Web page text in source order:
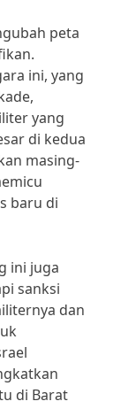
peta
ini, yang
yang
di kedua
masing-
baru di
ini juga
sanksi
dan
di Barat